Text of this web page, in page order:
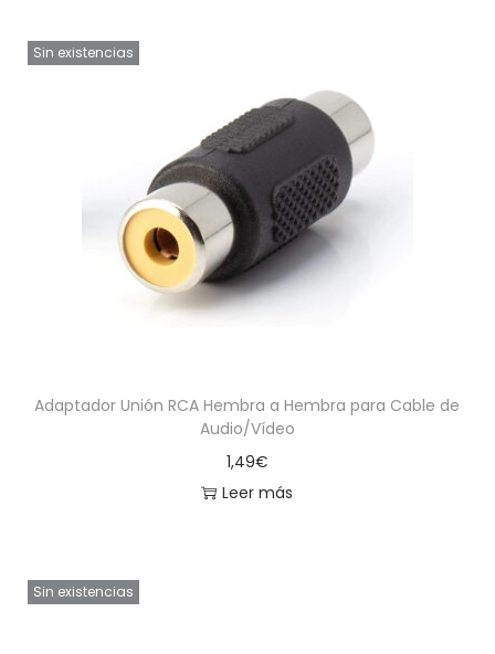
Sin existencias
Adaptador Unión RCA Hembra a Hembra para Cable de
Audio/Vídeo
1,49€
Leer más
Sin existencias